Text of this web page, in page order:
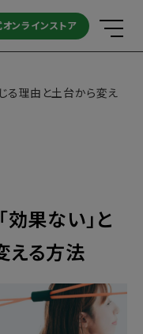
オンラインストア
る理由と土台から変え
効果ない」と
える方法